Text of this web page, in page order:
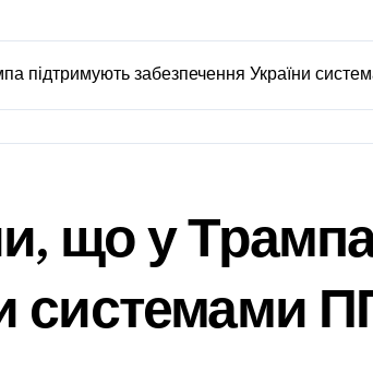
підтримують забезпечення України
що у
системами